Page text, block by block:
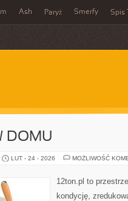
Ash Paryż Smerfy Spis
DOMU
LUT - 24 - 2026 MOŻLIWOŚĆ
12ton.pl to
kondycję,